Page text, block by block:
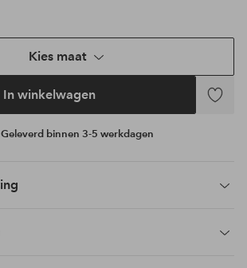
Kies maat
In winkelwagen
Geleverd binnen 3-5 werkdagen